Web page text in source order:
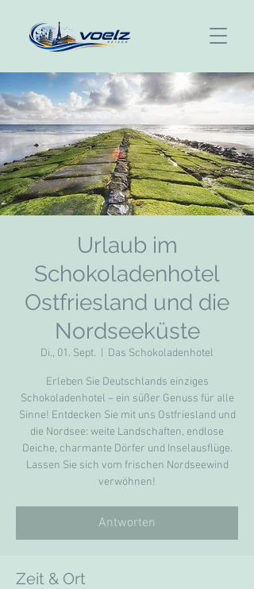
Urlaub im
Schokoladenhotel
Ostfriesland und die
Nordseeküste
Di., 01. Sept. Das Schokoladenhotel
Erleben Sie Deutschlands einziges
Schokoladenhotel – ein süßer Genuss für alle
Sinne! Entdecken Sie mit uns Ostfriesland und
die Nordsee: weite Landschaften, endlose
Deiche, charmante Dörfer und Inselausflüge.
Lassen Sie sich vom frischen Nordseewind
verwöhnen!
Antworten
Zeit & Ort